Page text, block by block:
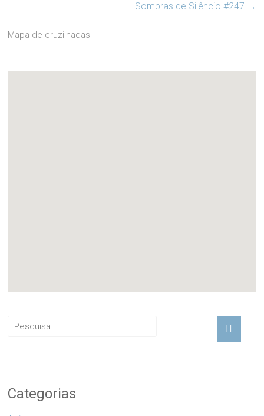
Sombras de Silêncio #247 →
Mapa de cruzilhadas
Categorias